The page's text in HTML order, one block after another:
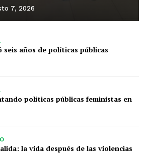
7, 2026
seis años de políticas públicas
políticas públicas feministas en
la vida después de las violencias